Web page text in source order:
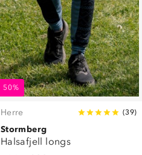
50%
Herre (39)
Stormberg
Halsafjell longs